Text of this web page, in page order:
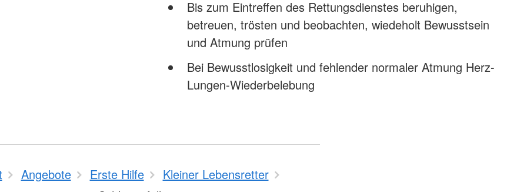
Bis zum Eintreffen des Rettungsdienstes beruhigen,
betreuen, trösten und beobachten, wiedeholt Bewusstsein
und Atmung prüfen
Bei Bewusstlosigkeit und fehlender normaler Atmung Herz-
Lungen-Wiederbelebung
Angebote Erste Hilfe
Kleiner Lebensretter